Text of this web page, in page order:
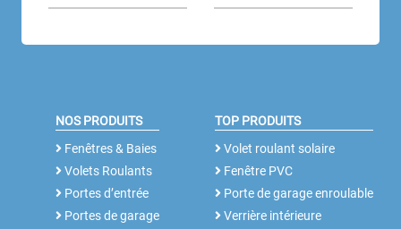
NOS PRODUITS
Fenêtres & Baies
Volets Roulants
Portes d’entrée
Portes de garage
TOP PRODUITS
Volet roulant solaire
Fenêtre PVC
Porte de garage enroulable
Verrière intérieure